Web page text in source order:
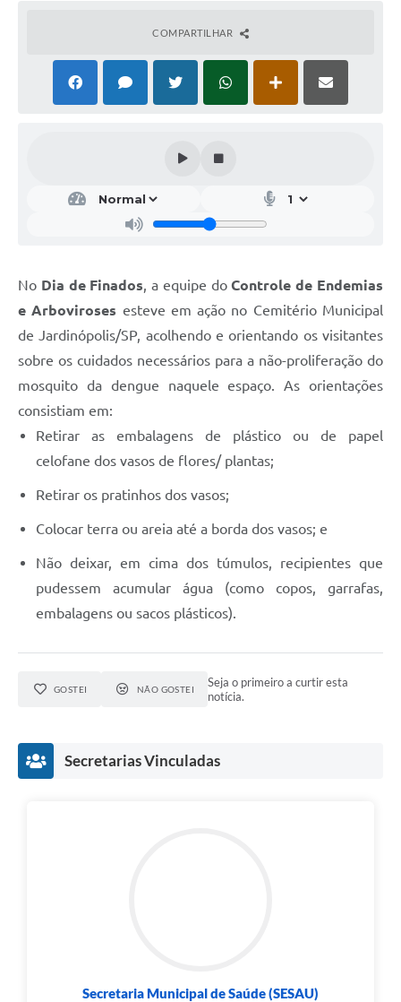
COMPARTILHAR
No Dia de Finados, a equipe doControle de Endemias
e Arboviroses esteve em ação no Cemitério Municipal
de Jardinópolis/SP, acolhendo e orientando os visitantes
sobre os cuidados necessários para a não-proliferação do
mosquito da dengue naquele espaço. As orientações
consistiam em:
Retirar as embalagens de plástico ou de papel
celofane dos vasos de flores/ plantas;
Retirar os pratinhos dos vasos;
Colocar terra ou areia até a borda dos vasos; e
Não deixar, em cima dos túmulos, recipientes que
pudessem acumular água (como copos, garrafas,
embalagens ou sacos plásticos).
GOSTEI NÃO GOSTEI
Seja o primeiro a curtir esta
notícia.
Secretarias Vinculadas
Secretaria Municipal de Saúde (SESAU)